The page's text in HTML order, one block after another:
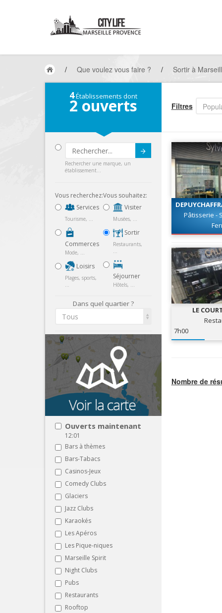
/ Que voulez vous faire ? / Sortir à
4Établissements dont
2 ouverts
Submit
Rechercher une marque, un
établissement...
Vous recherchez:
Services
Tourisme, ...
Commerces
Mode, ...
Loisirs
Plages, sports,
...
Vous souhaitez:
Visiter
Musées, ...
Sortir
Restaurants,
...
Séjourner
Hôtels, ...
Dans quel quartier ?
Tous
Ouverts maintenant
12:01
Bars à thèmes
Bars-Tabacs
Casinos-Jeux
Comedy Clubs
Glaciers
Jazz Clubs
Karaokés
Les Apéros
Les Pique-niques
Marseille Spirit
Night Clubs
Pubs
Restaurants
Rooftop
Filtres
Pâtisserie -
LE
7h00
Nombre de